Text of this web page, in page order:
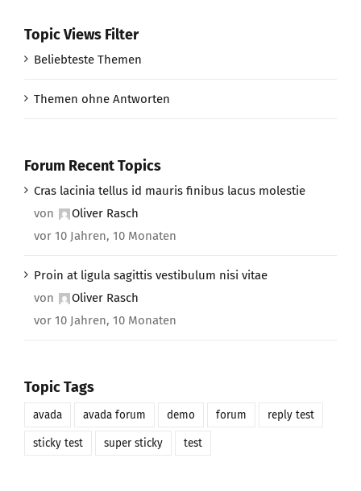
Topic Views Filter
Beliebteste Themen
Themen ohne Antworten
Forum Recent Topics
Cras lacinia tellus id mauris finibus lacus molestie
von
Oliver Rasch
vor 10 Jahren, 10 Monaten
Proin at ligula sagittis vestibulum nisi vitae
von
Oliver Rasch
vor 10 Jahren, 10 Monaten
Topic Tags
avada avada forum demo forum reply test
sticky test super sticky test